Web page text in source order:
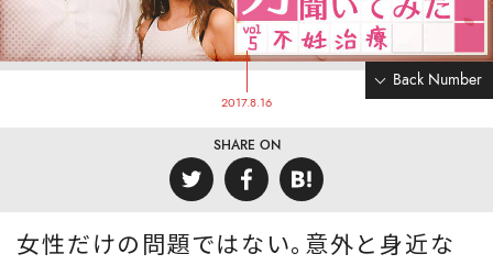
Back Number
2017.8.16
SHARE ON
女性だけの問題ではない。意外と身近な